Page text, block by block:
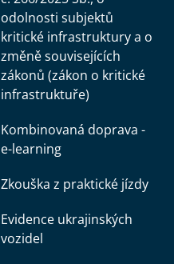
odolnosti subjektů
kritické infrastruktury a o
změně souvisejících
zákonů (zákon o kritické
infrastruktuře)
Kombinovaná doprava -
e-learning
Zkouška z praktické jízdy
Evidence ukrajinských
vozidel